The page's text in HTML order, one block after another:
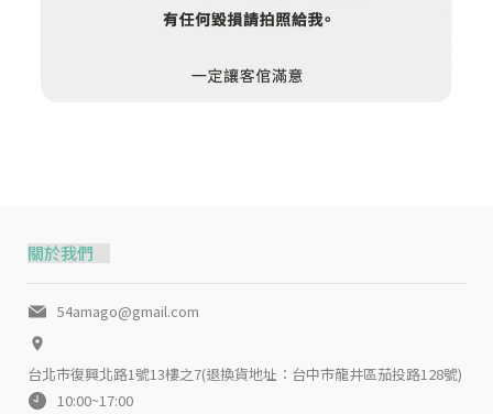
關於我們
54amago@gmail.com
台北市復興北路1號13樓之7(退換貨地址：台中市龍井區茄投路128號)
10:00~17:00